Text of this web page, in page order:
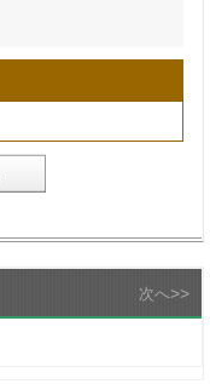
次へ>>